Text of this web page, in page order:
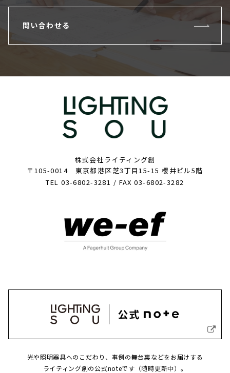
問い合わせる
株式会社ライティング創
〒105-0014 東京都港区芝3丁目15-15 櫻井ビル5階
TEL 03-6802-3281 / FAX 03-6802-3282
光や照明器具へのこだわり、事例の舞台裏などをお届けする
ライティング創の公式noteです（随時更新中）。